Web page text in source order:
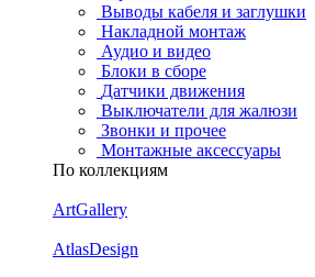
Выводы кабеля и заглушки
Накладной монтаж
Аудио и видео
Блоки в сборе
Датчики движения
Выключатели для жалюзи
Звонки и прочее
Монтажные аксессуары
По коллекциям
ArtGallery
AtlasDesign